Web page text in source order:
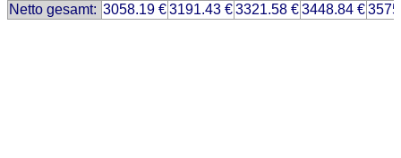
Netto gesamt: 3058.19 €3191.43 €3321.58 €3448.84 €